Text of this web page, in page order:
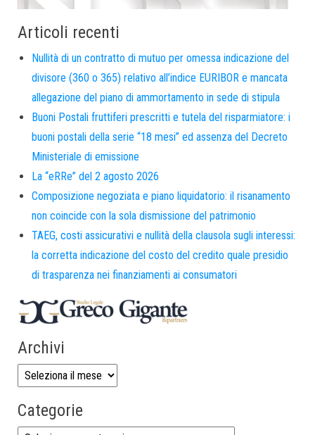
Articoli recenti
Nullità di un contratto di mutuo per omessa indicazione del
divisore (360 o 365) relativo all’indice EURIBOR e mancata
allegazione del piano di ammortamento in sede di stipula
Buoni Postali fruttiferi prescritti e tutela del risparmiatore: i
buoni postali della serie “18 mesi” ed assenza del Decreto
Ministeriale di emissione
La “eRRe” del 2 agosto 2026
Composizione negoziata e piano liquidatorio: il risanamento
non coincide con la sola dismissione del patrimonio
TAEG, costi assicurativi e nullità della clausola sugli interessi:
la corretta indicazione del costo del credito quale presidio
di trasparenza nei finanziamenti ai consumatori
Archivi
Categorie